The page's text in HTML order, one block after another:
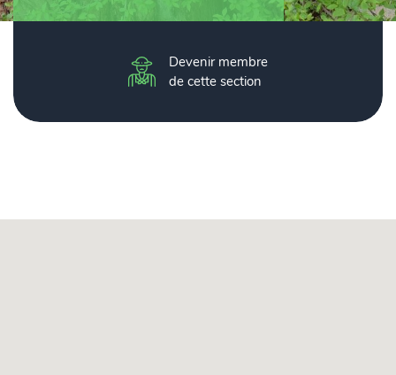
Devenir membre
de cette section